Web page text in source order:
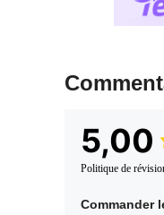
5,00
Politique de
Commander